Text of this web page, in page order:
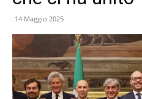
14 Maggio 2025